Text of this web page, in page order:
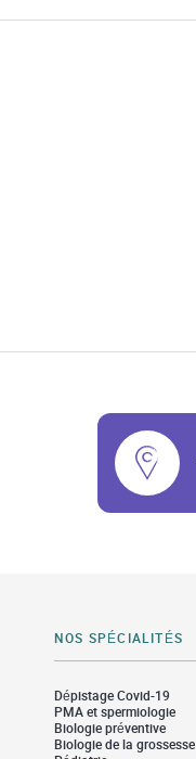
NOS SPÉCIALITÉS
Dépistage Covid-19
PMA et spermiologie
Biologie préventive
Biologie de la grossesse